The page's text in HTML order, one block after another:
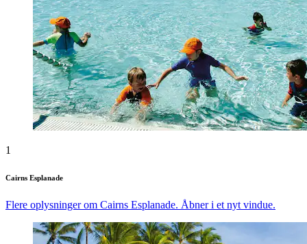
1
Cairns Esplanade
Flere oplysninger om Cairns Esplanade. Åbner i et nyt vindue.